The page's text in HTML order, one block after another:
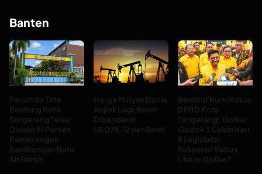
Banten
Perumda Tirta
Benteng Kota
Tangerang Tebar
Diskon 81 Persen
Pemasangan
Sambungan Baru
Air Bersih
Harga Minyak Dunia
Anjlok Lagi, Brent
Dibanderol
USD78,72 per Barel
Berebut Kursi Ketua
DPRD Kota
Tangerang: Golkar
Godok 3 Calon dari
8 Legislator,
Suksesor Bebas
Like or Dislike?